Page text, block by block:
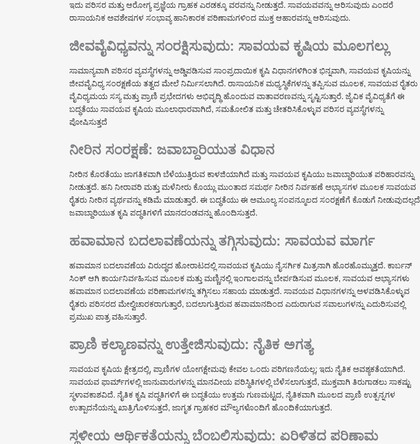
ಇದು ಪರಿಸರ ಮತ್ತು ಆರೋಗ್ಯ ಪ್ರಜ್ಞೆಯ ಗ್ರಾಹಕ ಎರಡಕ್ಕೂ ವರವನ್ನು ನೀಡುತ್ತದೆ. ಸಾವಯವವನ್ನು ಆರಿಸುವುದು ಎಂದರೆ
ರಾಸಾಯನಿಕ ಅವಶೇಷಗಳ ಸಂಭಾವ್ಯ ಹಾನಿಕಾರಕ ಪರಿಣಾಮಗಳಿಂದ ಮುಕ್ತ ಆಹಾರವನ್ನು ಆರಿಸುವುದು.
ಜೀವವೈವಿಧ್ಯವನ್ನು ಸಂರಕ್ಷಿಸುವುದು: ಸಾವಯವ ಕೃಷಿಯ ಮೂಲಗಲ್ಲು
ಸಾಮಾನ್ಯವಾಗಿ ಪರಿಸರ ವ್ಯವಸ್ಥೆಗಳನ್ನು ಅಡ್ಡಿಪಡಿಸುವ ಸಾಂಪ್ರದಾಯಿಕ ಕೃಷಿ ವಿಧಾನಗಳಿಗಿಂತ ಭಿನ್ನವಾಗಿ, ಸಾವಯವ ಕೃಷಿಯನ್ನು
ಜೀವವೈವಿಧ್ಯ ಸಂರಕ್ಷಣೆಯ ತತ್ವದ ಮೇಲೆ ನಿರ್ಮಿಸಲಾಗಿದೆ. ರಾಸಾಯನಿಕ ಮಧ್ಯಸ್ಥಿಕೆಗಳನ್ನು ತಪ್ಪಿಸುವ ಮೂಲಕ, ಸಾವಯವ ರೈತರು
ವೈವಿಧ್ಯಮಯ ಸಸ್ಯ ಮತ್ತು ಪ್ರಾಣಿ ಪ್ರಭೇದಗಳು ಅಭಿವೃದ್ಧಿ ಹೊಂದುವ ವಾತಾವರಣವನ್ನು ಸೃಷ್ಟಿಸುತ್ತಾರೆ. ಜೈವಿಕ ವೈವಿಧ್ಯತೆಗೆ ಈ
ಬದ್ಧತೆಯು ಸಾವಯವ ಕೃಷಿಯ ಮೂಲಾಧಾರವಾಗಿದೆ, ಸಮತೋಲಿತ ಮತ್ತು ಚೇತರಿಸಿಕೊಳ್ಳುವ ಪರಿಸರ ವ್ಯವಸ್ಥೆಗಳನ್ನು
ಪೋಷಿಸುತ್ತದೆ
ನೀರಿನ ಸಂರಕ್ಷಣೆ: ಜವಾಬ್ದಾರಿಯುತ ವಿಧಾನ
ನೀರಿನ ಕೊರತೆಯು ಜಾಗತಿಕವಾಗಿ ಬೆಳೆಯುತ್ತಿರುವ ಕಾಳಜಿಯಾಗಿದೆ ಮತ್ತು ಸಾವಯವ ಕೃಷಿಯು ಜವಾಬ್ದಾರಿಯುತ ಪರಿಹಾರವನ್ನು
ನೀಡುತ್ತದೆ. ಹನಿ ನೀರಾವರಿ ಮತ್ತು ಮಳೆನೀರು ಕೊಯ್ಲು ಮುಂತಾದ ಸಮರ್ಥ ನೀರಿನ ನಿರ್ವಹಣೆ ಅಭ್ಯಾಸಗಳ ಮೂಲಕ ಸಾವಯವ
ರೈತರು ನೀರಿನ ವ್ಯರ್ಥವನ್ನು ಕಡಿಮೆ ಮಾಡುತ್ತಾರೆ. ಈ ಬದ್ಧತೆಯು ಈ ಅಮೂಲ್ಯ ಸಂಪನ್ಮೂಲದ ಸಂರಕ್ಷಣೆಗೆ ಕೊಡುಗೆ ನೀಡುವುದಲ್ಲದೆ
ಜವಾಬ್ದಾರಿಯುತ ಕೃಷಿ ಪದ್ಧತಿಗಳಿಗೆ ಮಾನದಂಡವನ್ನು ಹೊಂದಿಸುತ್ತದೆ.
ಹವಾಮಾನ ಬದಲಾವಣೆಯನ್ನು ತಗ್ಗಿಸುವುದು: ಸಾವಯವ ಮಾರ್ಗ
ಹವಾಮಾನ ಬದಲಾವಣೆಯ ವಿರುದ್ಧದ ಹೋರಾಟದಲ್ಲಿ ಸಾವಯವ ಕೃಷಿಯು ನೈಸರ್ಗಿಕ ಮಿತ್ರನಾಗಿ ಹೊರಹೊಮ್ಮುತ್ತದೆ. ಕಾರ್ಬನ್
ಸಿಂಕ್ ಆಗಿ ಕಾರ್ಯನಿರ್ವಹಿಸುವ ಮೂಲಕ ಮತ್ತು ಮಣ್ಣಿನಲ್ಲಿ ಇಂಗಾಲವನ್ನು ಬೇರ್ಪಡಿಸುವ ಮೂಲಕ, ಸಾವಯವ ಅಭ್ಯಾಸಗಳು
ಹವಾಮಾನ ಬದಲಾವಣೆಯ ಪರಿಣಾಮಗಳನ್ನು ತಗ್ಗಿಸಲು ಸಹಾಯ ಮಾಡುತ್ತದೆ. ಸಾವಯವ ವಿಧಾನಗಳನ್ನು ಅಳವಡಿಸಿಕೊಳ್ಳುವ
ರೈತರು ಪರಿಸರದ ಮೇಲ್ವಿಚಾರಕರಾಗುತ್ತಾರೆ, ಬದಲಾಗುತ್ತಿರುವ ಹವಾಮಾನದಿಂದ ಎದುರಾಗುವ ಸವಾಲುಗಳನ್ನು ಎದುರಿಸುವಲ್ಲಿ
ಪ್ರಮುಖ ಪಾತ್ರ ವಹಿಸುತ್ತಾರೆ.
ಪ್ರಾಣಿ ಕಲ್ಯಾಣವನ್ನು ಉತ್ತೇಜಿಸುವುದು: ನೈತಿಕ ಅಗತ್ಯ
ಸಾವಯವ ಕೃಷಿಯ ಕ್ಷೇತ್ರದಲ್ಲಿ, ಪ್ರಾಣಿಗಳ ಯೋಗಕ್ಷೇಮವು ಕೇವಲ ಒಂದು ಪರಿಗಣನೆಯಲ್ಲ; ಇದು ನೈತಿಕ ಅವಶ್ಯಕತೆಯಾಗಿದೆ.
ಸಾವಯವ ಫಾರ್ಮ್‌ಗಳಲ್ಲಿ ಜಾನುವಾರುಗಳನ್ನು ಮಾನವೀಯ ಪರಿಸ್ಥಿತಿಗಳಲ್ಲಿ ಬೆಳೆಸಲಾಗುತ್ತದೆ, ಮುಕ್ತವಾಗಿ ತಿರುಗಾಡಲು ಸಾಕಷ್ಟು
ಸ್ಥಳಾವಕಾಶವಿದೆ. ನೈತಿಕ ಕೃಷಿ ಪದ್ಧತಿಗಳಿಗೆ ಈ ಬದ್ಧತೆಯು ಉತ್ತಮ ಗುಣಮಟ್ಟದ, ನೈತಿಕವಾಗಿ ಮೂಲದ ಪ್ರಾಣಿ ಉತ್ಪನ್ನಗಳ
ಉತ್ಪಾದನೆಯನ್ನು ಖಾತ್ರಿಗೊಳಿಸುತ್ತದೆ, ಜಾಗೃತ ಗ್ರಾಹಕರ ಮೌಲ್ಯಗಳೊಂದಿಗೆ ಹೊಂದಿಕೆಯಾಗುತ್ತದೆ.
ಸ್ಥಳೀಯ ಆರ್ಥಿಕತೆಯನ್ನು ಬೆಂಬಲಿಸುವುದು: ಏರಿಳಿತದ ಪರಿಣಾಮ